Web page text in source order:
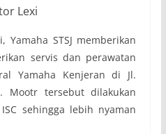
Lexi
Yamaha STSJ memberikan
servis dan perawatan
Yamaha Kenjeran di Jl.
Mootr tersebut dilakukan
sehingga lebih nyaman